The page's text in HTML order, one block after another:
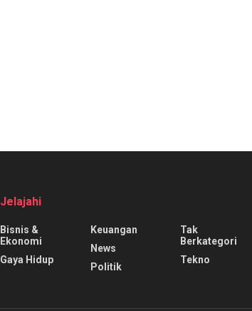
Jelajahi
Bisnis &
Ekonomi
Gaya Hidup
Keuangan
News
Politik
Tak
Berkategori
Tekno